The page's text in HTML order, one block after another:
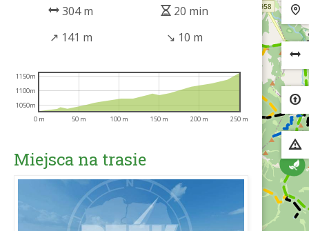
304 m
20 min
↗ 141 m ↘ 10 m
0 m 50 m 100 m 150 m 200 m 250 m
1050m
1100m
1150m
Miejsca na trasie